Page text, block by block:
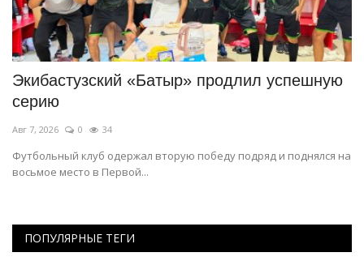
Экибастузский «Батыр» продлил успешную
серию
Авг 7, 2026 0 34
Футбольный клуб одержал вторую победу подряд и поднялся на
восьмое место в Первой...
ПОПУЛЯРНЫЕ ТЕГИ